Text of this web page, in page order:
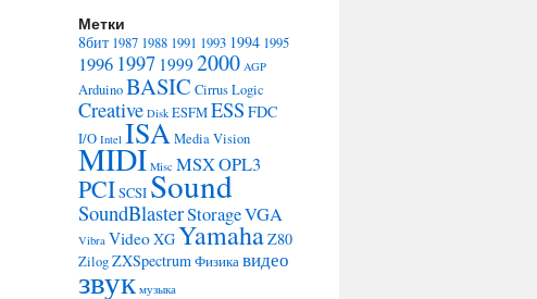
Метки
8бит 1987 1988 1991 1993 1994 1995
1996 1997 1999 2000 AGP
ArduinoBASIC Cirrus Logic
Creative Disk ESFMESS FDC
I/O Intel ISAMedia Vision
MIDI Misc MSXOPL3
PCISCSISound
SoundBlasterStorageVGA
Vibra VideoXGYamahaZ80
ZilogZXSpectrumФизикавидео
звук музыка